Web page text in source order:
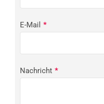
E-Mail *
Nachricht *